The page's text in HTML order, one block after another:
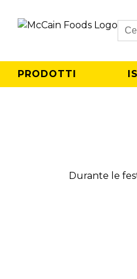
PRODOTTI
Durante le